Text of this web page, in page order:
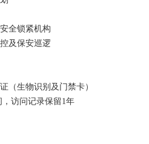
全锁紧机构
及保安巡逻
（生物识别及门禁卡）
访问记录保留1年